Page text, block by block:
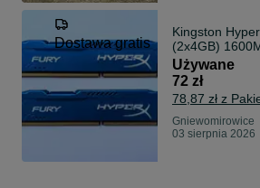
Dostawa gratis
Kingston
(2x4GB)
HX316C10FK2/
Używane
72 zł
78,87 zł z
Gniewomirowice
03 sierpnia 2026